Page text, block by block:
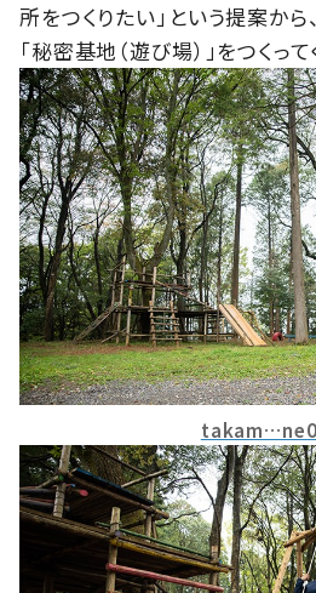
所をつくりたい」という提案か
「秘密基地（遊び場）」をつくって